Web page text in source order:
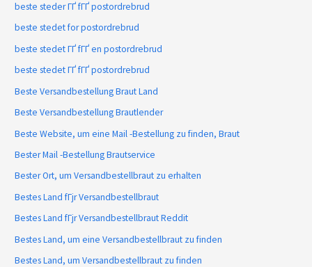
beste steder ГҐ fГҐ postordrebrud
beste stedet for postordrebrud
beste stedet ГҐ fГҐ en postordrebrud
beste stedet ГҐ fГҐ postordrebrud
Beste Versandbestellung Braut Land
Beste Versandbestellung Brautlender
Beste Website, um eine Mail -Bestellung zu finden, Braut
Bester Mail -Bestellung Brautservice
Bester Ort, um Versandbestellbraut zu erhalten
Bestes Land fГјr Versandbestellbraut
Bestes Land fГјr Versandbestellbraut Reddit
Bestes Land, um eine Versandbestellbraut zu finden
Bestes Land, um Versandbestellbraut zu finden